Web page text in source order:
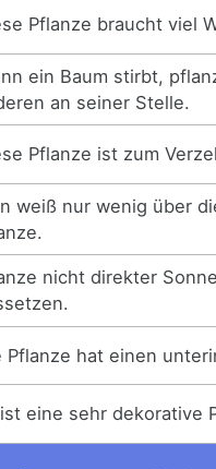
Pflanze braucht viel
ein Baum stirbt,
an seiner Stelle.
Pflanze ist zum
weiß nur wenig über
nicht direkter
Pflanze hat einen
eine sehr dekorative